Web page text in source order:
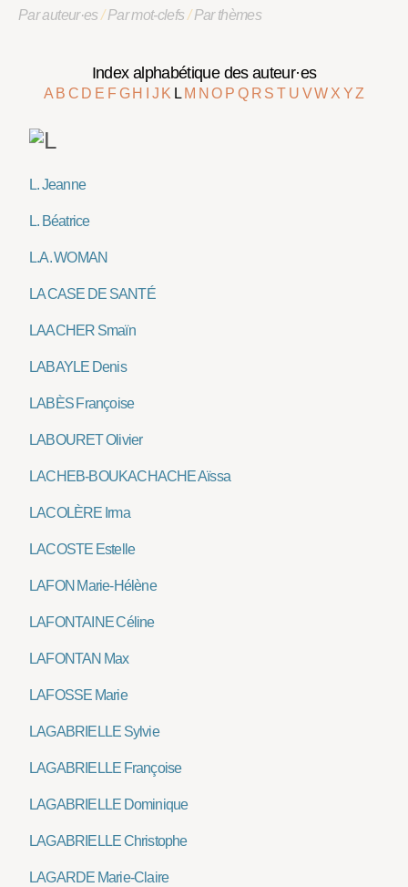
Par auteur·es/Par mot-clefs/Par thèmes
Index alphabétique des auteur·es
A B C D E F G H J K L M NO P Q R ST U VW X YZ
L. Jeanne
L. Béatrice
L.A. WOMAN
LA CASE DE SANTÉ
LAACHER Smaïn
LABAYLE Denis
LABÈS Françoise
LABOURET Olivier
LACHEB-BOUKACHACHE Aïssa
LACOLÈRE Irma
LACOSTE Estelle
LAFON Marie-Hélène
LAFONTAINE Céline
LAFONTAN Max
LAFOSSE Marie
LAGABRIELLE Sylvie
LAGABRIELLE Françoise
LAGABRIELLE Dominique
LAGABRIELLE Christophe
LAGARDE Marie-Claire